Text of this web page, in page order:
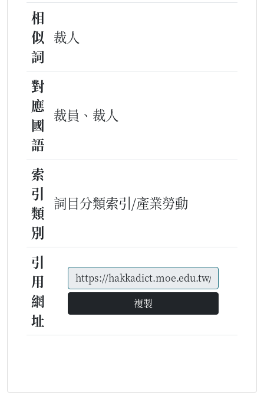
相
似
詞
裁人
對
應
國
語
裁員、裁人
索
引
類
別
詞目分類索引/產業勞動
引
用
網
址
複製